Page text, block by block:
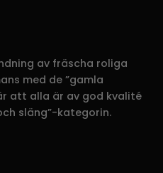
av fräscha roliga
med de ”gamla
att alla är av god kvalité
släng”-kategorin.